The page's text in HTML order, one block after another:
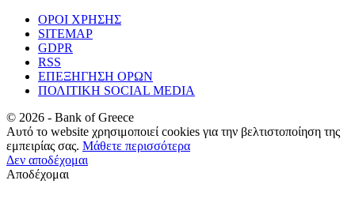
ΟΡΟΙ ΧΡΗΣΗΣ
SITEMAP
GDPR
RSS
ΕΠΕΞΗΓΗΣΗ ΟΡΩΝ
ΠΟΛΙΤΙΚΗ SOCIAL MEDIA
© 2026 - Bank of Greece
Αυτό το website χρησιμοποιεί cookies για την βελτιστοποίηση της
εμπειρίας σας. Μάθετε περισσότερα
Δεν αποδέχομαι
Αποδέχομαι